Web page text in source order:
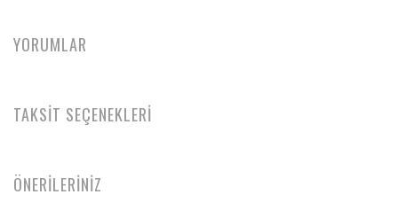
YORUMLAR
TAKSİT SEÇENEKLERİ
ÖNERİLERİNİZ